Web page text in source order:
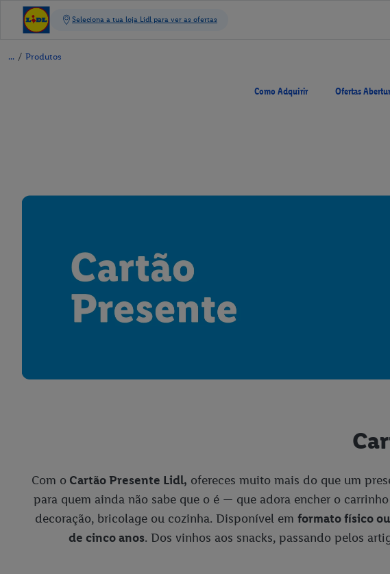
/ Produtos
Como Adquirir Ofertas
Com oCartão Presente Lidl, ofereces muito mais do que um
para quem ainda não sabe que o é — que adora encher o
decoração, bricolage ou cozinha. Disponível em formato físico
de cinco anos. Dos vinhos aos snacks, passando pelos